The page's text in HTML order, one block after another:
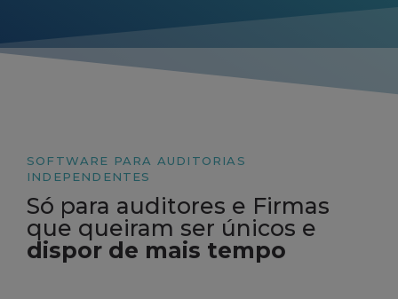
SOFTWARE PARA AUDITORIAS
INDEPENDENTES
Só para auditores e Firmas
que queiram ser únicos e
dispor de mais tempo